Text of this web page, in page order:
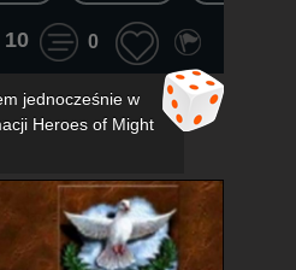
10 0
jednocześnie w
Heroes of Might